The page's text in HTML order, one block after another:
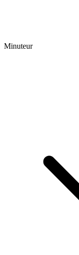
Minuteur